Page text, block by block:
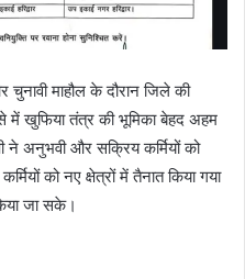
माहौल के दौरान जिले की
में खुफिया तंत्र की भूमिका बेहद अहम
ने अनुभवी और सक्रिय कर्मियों को
को नए क्षेत्रों में तैनात किया गया
जा सके।